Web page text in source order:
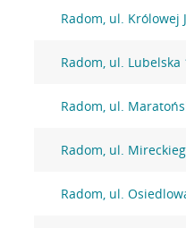
Radom, ul. Królowej
Radom, ul. Lubelska
Radom, ul.
Radom, ul.
Radom, ul.